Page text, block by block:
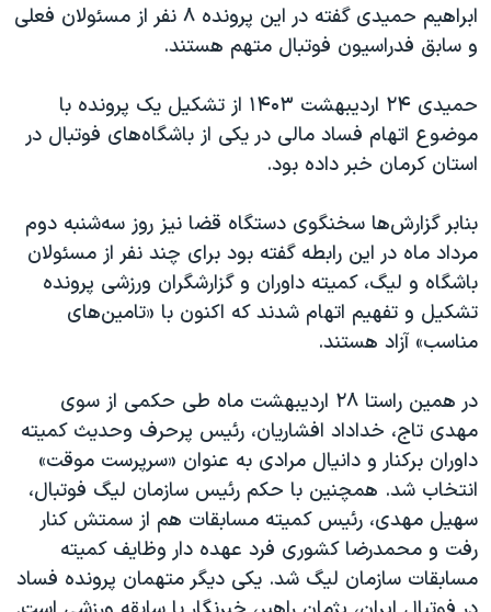
صفحه‌های ویژه
ابراهیم حمیدی گفته در این پرونده ۸ نفر از مسئولان فعلی
و سابق فدراسیون فوتبال متهم هستند.
حمیدی ۲۴ اردیبهشت ۱۴۰۳ از تشکیل یک پرونده با
موضوع اتهام فساد مالی در یکی از باشگاه‌های فوتبال در
استان کرمان خبر داده بود.
بنابر گزارش‌ها سخنگوی دستگاه قضا نیز روز سه‌شنبه دوم
مرداد ماه در این رابطه گفته بود برای چند نفر از مسئولان
باشگاه و لیگ، کمیته داوران و گزارشگران ورزشی پرونده
تشکیل و تفهیم اتهام شدند که اکنون با «تامین‌های
مناسب» آزاد هستند.
در همین راستا ۲۸ اردیبهشت ماه طی حکمی از سوی
مهدی تاج، خداداد افشاریان، رئیس پرحرف و‌حدیث کمیته
داوران برکنار و‌ دانیال مرادی به عنوان «سرپرست موقت»
انتخاب شد. همچنین با حکم رئیس سازمان لیگ فوتبال،
سهیل مهدی، رئیس کمیته مسابقات هم از سمتش کنار
رفت و محمدرضا کشوری فرد عهده دار وظایف کمیته
مسابقات سازمان لیگ شد. یکی دیگر متهمان پرونده فساد